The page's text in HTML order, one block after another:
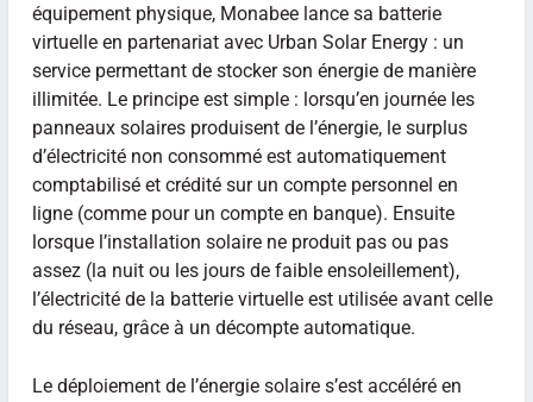
équipement physique, Monabee lance sa batterie
virtuelle en partenariat avec Urban Solar Energy : un
service permettant de stocker son énergie de manière
illimitée. Le principe est simple : lorsqu’en journée les
panneaux solaires produisent de l’énergie, le surplus
d’électricité non consommé est automatiquement
comptabilisé et crédité sur un compte personnel en
ligne (comme pour un compte en banque). Ensuite
lorsque l’installation solaire ne produit pas ou pas
assez (la nuit ou les jours de faible ensoleillement),
l’électricité de la batterie virtuelle est utilisée avant celle
du réseau, grâce à un décompte automatique.
Le déploiement de l’énergie solaire s’est accéléré en